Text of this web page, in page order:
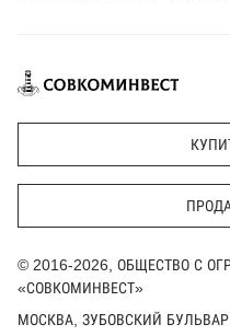
© 2016-2026, ОБЩЕСТВО С
«СОВКОМИНВЕСТ»
МОСКВА, ЗУБОВСКИЙ БУЛЬВАР